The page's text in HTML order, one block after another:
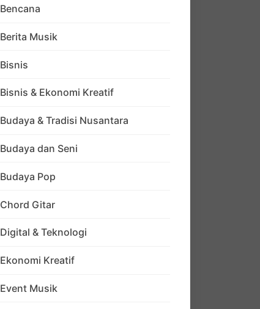
Bencana
Berita Musik
Bisnis
Bisnis & Ekonomi Kreatif
Budaya & Tradisi Nusantara
Budaya dan Seni
Budaya Pop
Chord Gitar
Digital & Teknologi
Ekonomi Kreatif
Event Musik